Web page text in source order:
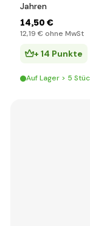
Jahren
14,50 €
12,19 € ohne MwSt
+ 14 Punkte
Auf Lager > 5